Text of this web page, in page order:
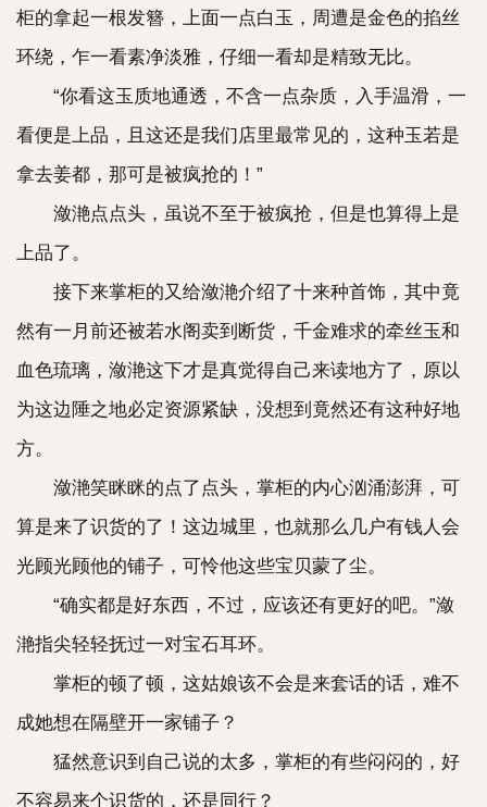
柜的拿起一根发簪，上面一点白玉，周遭是金色的掐丝
环绕，乍一看素净淡雅，仔细一看却是精致无比。
“你看这玉质地通透，不含一点杂质，入手温滑，一
看便是上品，且这还是我们店里最常见的，这种玉若是
拿去姜都，那可是被疯抢的！”
潋滟点点头，虽说不至于被疯抢，但是也算得上是
上品了。
接下来掌柜的又给潋滟介绍了十来种首饰，其中竟
然有一月前还被若水阁卖到断货，千金难求的牵丝玉和
血色琉璃，潋滟这下才是真觉得自己来读地方了，原以
为这边陲之地必定资源紧缺，没想到竟然还有这种好地
方。
潋滟笑眯眯的点了点头，掌柜的内心汹涌澎湃，可
算是来了识货的了！这边城里，也就那么几户有钱人会
光顾光顾他的铺子，可怜他这些宝贝蒙了尘。
“确实都是好东西，不过，应该还有更好的吧。”潋
滟指尖轻轻抚过一对宝石耳环。
掌柜的顿了顿，这姑娘该不会是来套话的话，难不
成她想在隔壁开一家铺子？
猛然意识到自己说的太多，掌柜的有些闷闷的，好
不容易来个识货的，还是同行？